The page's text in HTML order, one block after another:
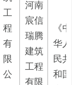
工
程
有
限
公
河南
宸信
瑞腾
建筑
工程
有限
《中
华人
民共
和国